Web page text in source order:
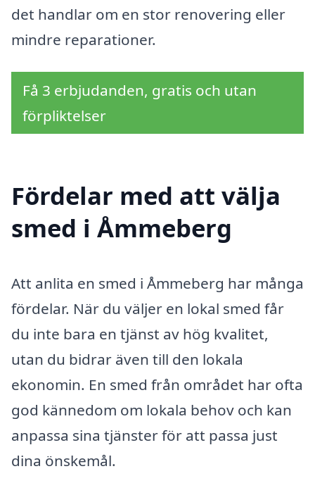
det handlar om en stor renovering eller
mindre reparationer.
Få 3 erbjudanden, gratis och utan
förpliktelser
Fördelar med att välja
smed i Åmmeberg
Att anlita en smed i Åmmeberg har många
fördelar. När du väljer en lokal smed får
du inte bara en tjänst av hög kvalitet,
utan du bidrar även till den lokala
ekonomin. En smed från området har ofta
god kännedom om lokala behov och kan
anpassa sina tjänster för att passa just
dina önskemål.